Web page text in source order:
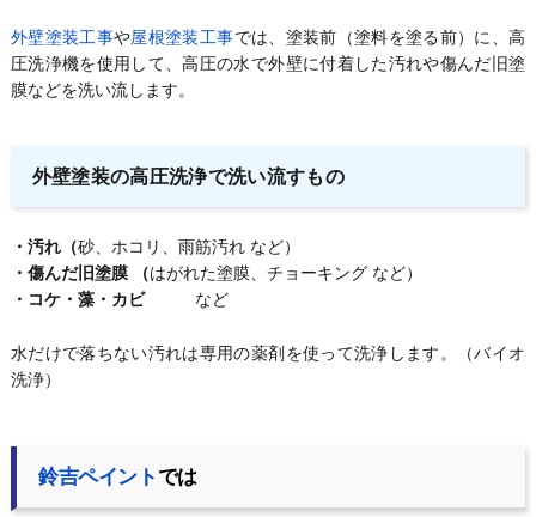
外壁塗装工事や屋根塗装工事では、塗装前（塗料を塗る前）に、高
圧洗浄機を使用して、高圧の水で外壁に付着した汚れや傷んだ旧塗
膜などを洗い流します。
外壁塗装の高圧洗浄で洗い流すもの
・汚れ（砂、ホコリ、雨筋汚れ など）
・傷んだ旧塗膜 （はがれた塗膜、チョーキング など）
・コケ・藻・カビなど
水だけで落ちない汚れは専用の薬剤を使って洗浄します。（バイオ
洗浄）
鈴吉ペイントでは